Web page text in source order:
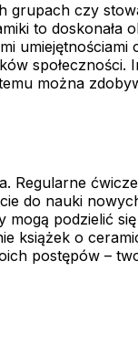
grupach czy
to doskonała
można
Regularne
do nauki
podzielić
książek o
postępów –